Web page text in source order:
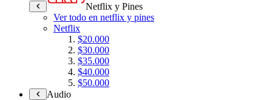
Netflix y Pines
Ver todo en netflix y pines
Netflix
$20.000
$30.000
$35.000
$40.000
$50.000
Audio